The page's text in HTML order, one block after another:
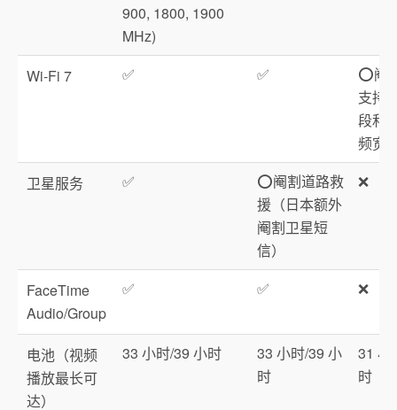
900, 1800, 1900
MHz)
Wi‑Fi 7 ✅ ✅
⭕️阉
支持
段和
频宽
卫星服务
✅
⭕️阉割道路救
援（日本额外
阉割卫星短
信）
❌
FaceTime
Audio/Group
✅ ✅ ❌
电池（视频
播放最长可
达）
33 小时/39 小时
33 小时/39 小
时
31 小
时